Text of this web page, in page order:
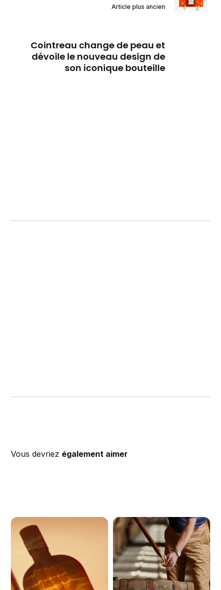
Article plus ancien
Cointreau change de peau et
dévoile le nouveau design de
son iconique bouteille
Vous devriez également aimer